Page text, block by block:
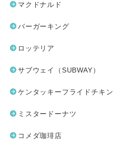
マクドナルド
バーガーキング
ロッテリア
サブウェイ（SUBWAY）
ケンタッキーフライドチキン
ミスタードーナツ
コメダ珈琲店